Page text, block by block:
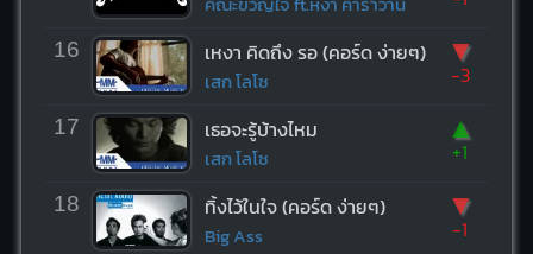
16 เหงา คิดถึง รอ (คอร์ด ง่ายๆ)
เสก โลโซ
▼
-3
17 เธอจะรู้บ้างไหม
เสก โลโซ
▲
+1
18 ทิ้งไว้ในใจ (คอร์ด ง่ายๆ)
Big Ass
▼
-1